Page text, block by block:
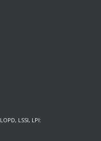
LSSI, LPI: